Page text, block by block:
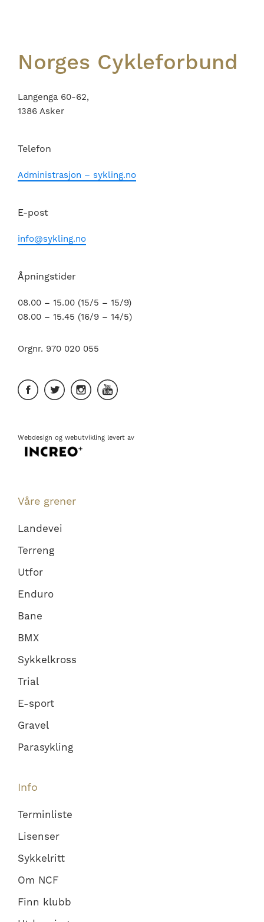
Norges Cykleforbund
Langenga 60-62,
1386 Asker
Telefon
Administrasjon – sykling.no
E-post
info@sykling.no
Åpningstider
08.00 – 15.00 (15/5 – 15/9)
08.00 – 15.45 (16/9 – 14/5)
Orgnr. 970 020 055
Webdesign og webutvikling levert av
Våre grener
Landevei
Terreng
Utfor
Enduro
Bane
BMX
Sykkelkross
Trial
E-sport
Gravel
Parasykling
Info
Terminliste
Lisenser
Sykkelritt
Om NCF
Finn klubb